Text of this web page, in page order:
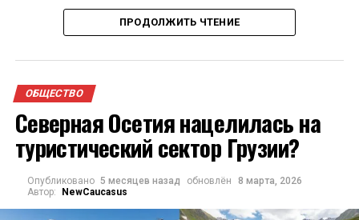
Поговорим о том, уезжают или остаются
вливают денег в экономику страны работники
Adobe, Nvidia и других компаний, которые
перенесли свои офисы из России в Армению. В
2022–2023 годах в Армению приехали тысячи
ИТ-специалистов, десятки компаний
перенесли сюда свои офисы. Среди них были и
остаются как собственно российские
ПРОДОЛЖИТЬ ЧТЕНИЕ
ОБЩЕСТВО
Северная Осетия нацелилась на
туристический сектор Грузии?
Опубликовано 5 месяцев назад обновлён
8 марта, 2026
Автор:
NewCaucasus